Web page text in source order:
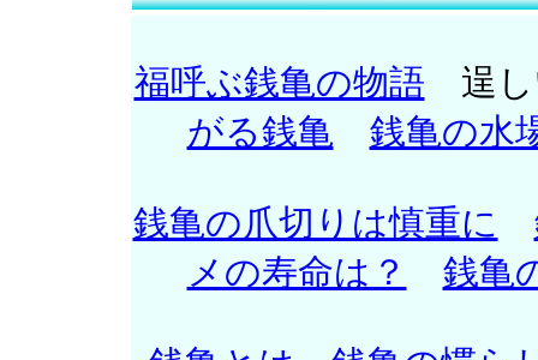
福呼ぶ銭亀の物語 逞し
がる銭亀
銭亀の水
銭亀の爪切りは慎重に
メの寿命は？
銭亀